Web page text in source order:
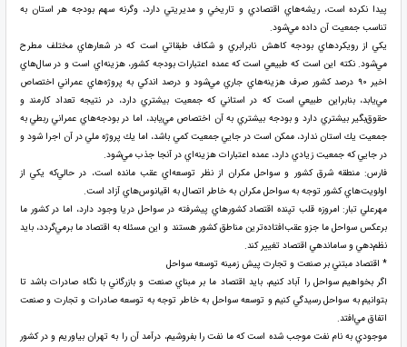
پيدا نكرده است، ريشه‌هاي اقتصادي و تاريخي و مديريتي دارد، وگرنه سهم بودجه هر استان به
تناسب جمعيت آن داده مي‌شود.
يكي از رويكردهاي بودجه كاهش نابرابري و شكاف طبقاتي است كه در شعارهاي مختلف مطرح
مي‌شود. نكته اين است كه طبيعي است كه عمده اعتبارات بودجه كشور، هزينه‌اي است و در سال‌هاي
اخير ۹۰ درصد كشور صرف هزينه‌‌‌‌‌هاي جاري مي‌شود و درصد اندكي به پروژه‌هاي عمراني اختصاص
مي‌يابد، بنابراين طبيعي است كه در استاني كه جمعيت بيشتري دارد، در نتيجه تعداد كارمند و
حقوق‌بگير بيشتري دارد و بودجه بيشتري به آن اختصاص مي‌يابد، اما در بودجه‌هاي عمراني ربطي به
جمعيت يك استان ندارد، ممكن است در جايي جمعيت كمي باشد، اما يك پروژه ملي در آن اجرا شود و
در جايي كه جمعيت زيادي دارد، عمده اعتبارات هزينه‌اي در آنجا جذب مي‌شود.
فارس: منطقه شرق كشور و سواحل مكران از نظر توسعه‌اي عقب مانده است، در‌‌‌‌‌‌‌‌‌‌‌‌‌‌‌‌‌‌‌‌‌‌‌‌‌‌‌‌‌‌‌‌‌ حالي‌‌‌‌‌‌‌‌‌‌‌‌‌‌‌‌‌‌‌‌‌‌‌‌‌‌‌‌‌‌‌‌‌كه يكي از
اولويت‌هاي كشور توجه به سواحل مكران به خاطر اتصال به اقيانوس‌هاي آزاد است.
مهرعلي تبار: امروزه قلب تپنده اقتصاد كشورهاي پيشرفته در سواحل دريا وجود دارد، اما در كشور ما
برعكس سواحل ما جزو عقب‌افتاده‌ترين مناطق كشور هستند و اين مسئله به اقتصاد ما برمي‌گردد، بايد
نظم‌دهي و ساماندهي اقتصاد تغيير كند.
* اقتصاد مبتني بر صنعت و تجارت پيش زمينه توسعه سواحل
اگر بخواهيم سواحل را آباد كنيم، بايد اقتصاد ما بر مبناي صنعت و بازرگاني با نگاه صادرات باشد تا
بتوانيم به سواحل رسيدگي كنيم و توسعه سواحل به خاطر توجه به توسعه صادرات و تجارت و صنعت
اتفاق مي‌افتد.
موجودي به نام نفت موجب شده است كه ما نفت را بفروشيم، درآمد آن را به تهران بياوريم و در كشور